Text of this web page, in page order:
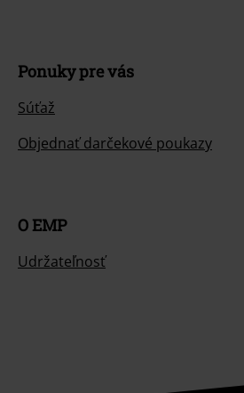
Ponuky pre vás
Súťaž
Objednať darčekové poukazy
O EMP
Udržateľnosť